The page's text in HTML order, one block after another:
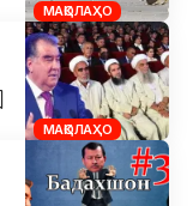
МАҚОЛАҲО
МАҚОЛАҲО